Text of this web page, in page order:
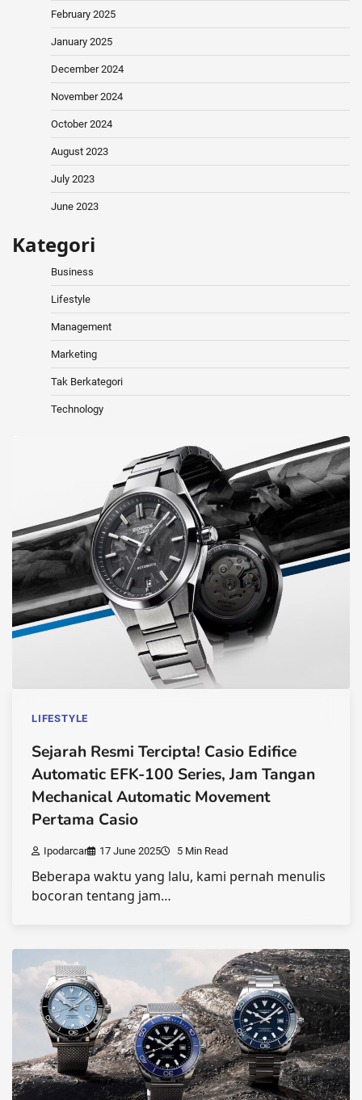
February 2025
January 2025
December 2024
November 2024
October 2024
August 2023
July 2023
June 2023
Kategori
Business
Lifestyle
Management
Marketing
Tak Berkategori
Technology
LIFESTYLE
Sejarah Resmi Tercipta! Casio Edifice
Automatic EFK-100 Series, Jam Tangan
Mechanical Automatic Movement
Pertama Casio
Ipodarcar 17 June 2025 5 Min Read
Beberapa waktu yang lalu, kami pernah menulis
bocoran tentang jam…